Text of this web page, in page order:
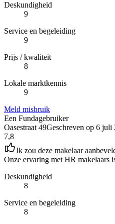
Deskundigheid
9
Service en begeleiding
9
Prijs / kwaliteit
8
Lokale marktkennis
9
Meld misbruik
Een Fundagebruiker
Oasestraat 49Geschreven op 6 juli
7,8
Ik zou deze makelaar
Onze ervaring met HR makelaars
Deskundigheid
8
Service en begeleiding
8